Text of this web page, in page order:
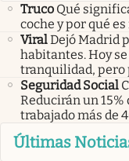
Truco Qué
coche y por qué
ViralDejó Madrid
habitantes. Hoy
tranquilidad, pero
Seguridad Social
Reducirán un
trabajado más de
Últimas